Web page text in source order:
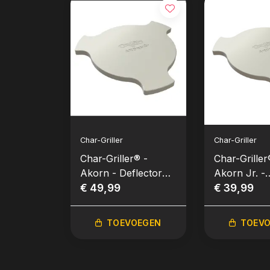
Char-Griller
Char-Griller® -
Akorn - Deflector
Plate
€ 49,99
TOEVOEGEN
Char-Griller
Char-
Akorn Jr. -
Deflector
€ 39,99